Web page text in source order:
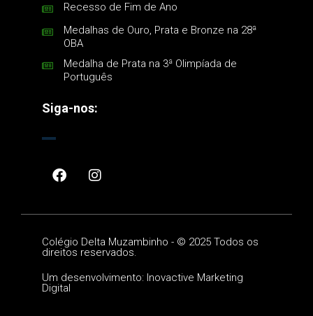
Recesso de Fim de Ano
Medalhas de Ouro, Prata e Bronze na 28ª
OBA
Medalha de Prata na 3ª Olimpíada de
Português
Siga-nos:
Colégio Delta Muzambinho - © 2025 Todos os
direitos reservados.
Um desenvolvimento: Inovactive Marketing
Digital